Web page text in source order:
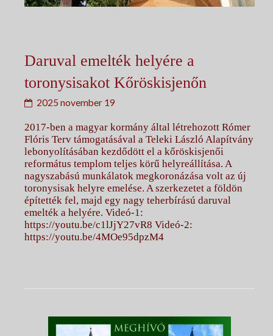
Daruval emelték helyére a
toronysisakot Kőröskisjenőn
2025 november 19
2017-ben a magyar kormány által létrehozott Rómer
Flóris Terv támogatásával a Teleki László Alapítvány
lebonyolításában kezdődött el a kőröskisjenői
református templom teljes körű helyreállítása. A
nagyszabású munkálatok megkoronázása volt az új
toronysisak helyre emelése. A szerkezetet a földön
építették fel, majd egy nagy teherbírású daruval
emelték a helyére. Videó-1:
https://youtu.be/c1lJjY27vR8 Videó-2:
https://youtu.be/4MOe95dpzM4